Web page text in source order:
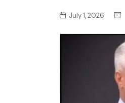
BOTË
July 1, 2026